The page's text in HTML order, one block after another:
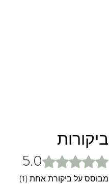
ביקורות
דירוג של 5 מתוך 5 כוכבים. 5.0
מבוסס על ביקורת אחת (1)